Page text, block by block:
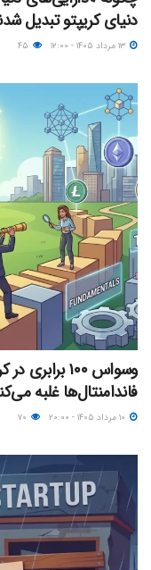
دنیای کریپتو تبدیل
وسواس ۱۰۰
فاندامنتال‌ها غلبه